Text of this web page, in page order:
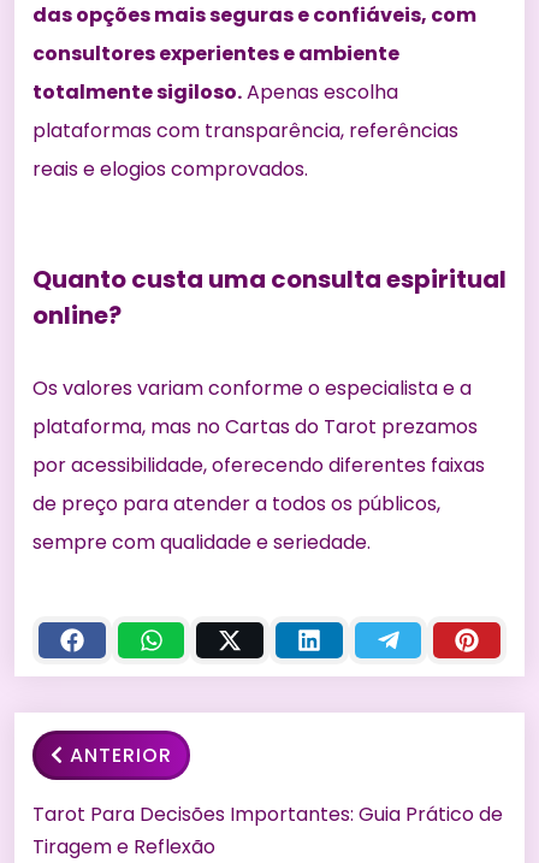
das opções mais seguras e confiáveis, com
consultores experientes e ambiente
totalmente sigiloso.Apenas escolha
plataformas com transparência, referências
reais e elogios comprovados.
Quanto custa uma consulta espiritual
online?
Os valores variam conforme o especialista e a
plataforma, mas no Cartas do Tarot prezamos
por acessibilidade, oferecendo diferentes faixas
de preço para atender a todos os públicos,
sempre com qualidade e seriedade.
ANTERIOR
Tarot Para Decisões Importantes: Guia Prático de
Tiragem e Reflexão